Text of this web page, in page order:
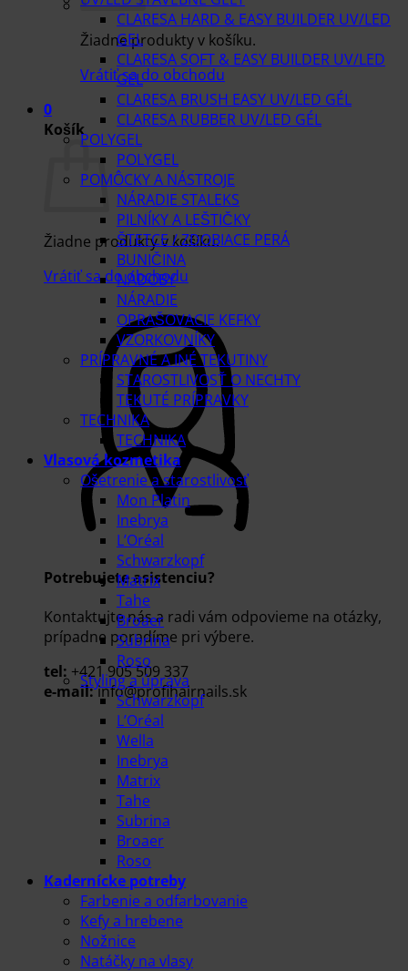
Žiadne produkty v košíku.
Vrátiť sa do obchodu
0
Košík
Žiadne produkty v košíku.
Vrátiť sa do obchodu
Potrebujete asistenciu?
Kontaktujte nás a radi vám odpovieme na otázky,
prípadne poradíme pri výbere.
tel: +421 905 509 337
e-mail:info@profihairnails.sk
CLARESA HARD & EASY BUILDER UV/LED
GEL
CLARESA SOFT & EASY BUILDER UV/LED
GEL
CLARESA BRUSH EASY UV/LED GÉL
CLARESA RUBBER UV/LED GÉL
POLYGEL
POLYGEL
POMÔCKY A NÁSTROJE
NÁRADIE STALEKS
PILNÍKY A LEŠTIČKY
ŠTETCE / ZDOBIACE PERÁ
BUNIČINA
NÁDOBY
NÁRADIE
OPRAŠOVACIE KEFKY
VZORKOVNÍKY
PRÍPRAVNÉ A INÉ TEKUTINY
STAROSTLIVOSŤ O NECHTY
TEKUTÉ PRÍPRAVKY
TECHNIKA
TECHNIKA
Vlasová kozmetika
Ošetrenie a starostlivosť
Mon Platin
Inebrya
L’Oréal
Schwarzkopf
Matrix
Tahe
Broaer
Subrina
Roso
Styling a úprava
Schwarzkopf
L’Oréal
Wella
Inebrya
Matrix
Tahe
Subrina
Broaer
Roso
Kadernícke potreby
Farbenie a odfarbovanie
Kefy a hrebene
Nožnice
Natáčky na vlasy